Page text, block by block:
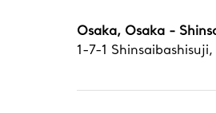
Osaka, Osaka -
1-7-1